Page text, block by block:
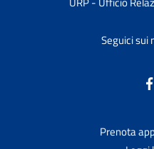
Seguici sui
Prenota